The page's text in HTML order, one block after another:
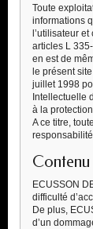
Toute
informations
l’utilisateur
articles L
en est de
le présent
juillet 1998
Intellectuelle
à la
A ce titre,
Contenu
ECUSSON
difficulté
De plus,
d’un